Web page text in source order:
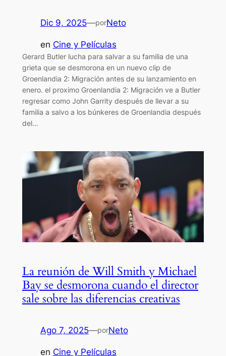
Dic 9, 2025—porNeto
en Cine y Películas
Gerard Butler lucha para salvar a su familia de una
grieta que se desmorona en un nuevo clip de
Groenlandia 2: Migración antes de su lanzamiento en
enero. el proximo Groenlandia 2: Migración ve a Butler
regresar como John Garrity después de llevar a su
familia a salvo a los búnkeres de Groenlandia después
del…
La reunión de Will Smith y Michael
Bay se desmorona cuando el director
sale sobre las diferencias creativas
Ago 7, 2025—porNeto
en Cine y Películas